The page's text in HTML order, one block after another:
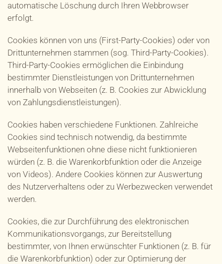
automatische Löschung durch Ihren Webbrowser
erfolgt.
Cookies können von uns (First-Party-Cookies) oder von
Drittunternehmen stammen (sog. Third-Party-Cookies).
Third-Party-Cookies ermöglichen die Einbindung
bestimmter Dienstleistungen von Drittunternehmen
innerhalb von Webseiten (z. B. Cookies zur Abwicklung
von Zahlungsdienstleistungen).
Cookies haben verschiedene Funktionen. Zahlreiche
Cookies sind technisch notwendig, da bestimmte
Webseitenfunktionen ohne diese nicht funktionieren
würden (z. B. die Warenkorbfunktion oder die Anzeige
von Videos). Andere Cookies können zur Auswertung
des Nutzerverhaltens oder zu Werbezwecken verwendet
werden.
Cookies, die zur Durchführung des elektronischen
Kommunikationsvorgangs, zur Bereitstellung
bestimmter, von Ihnen erwünschter Funktionen (z. B. für
die Warenkorbfunktion) oder zur Optimierung der